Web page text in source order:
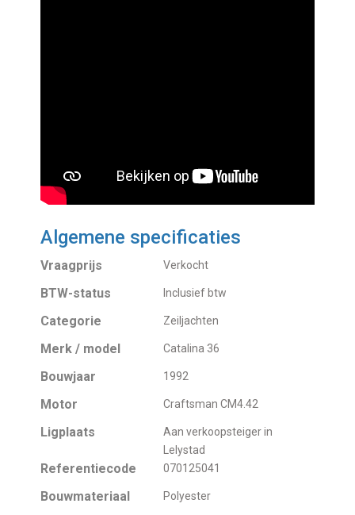
Algemene specificaties
Vraagprijs Verkocht
BTW-status Inclusief btw
Categorie Zeiljachten
Merk / model Catalina 36
Bouwjaar 1992
Motor Craftsman CM4.42
Ligplaats
Aan verkoopsteiger in
Lelystad
Referentiecode 070125041
Bouwmateriaal Polyester